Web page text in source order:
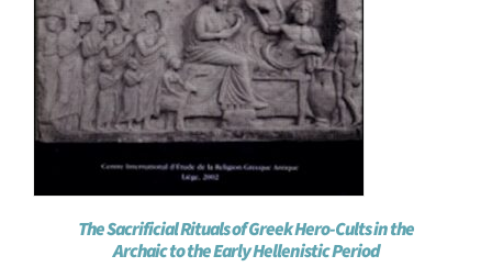
The Sacrificial Rituals of Greek Hero-Cults in the
Archaic to the Early Hellenistic Period